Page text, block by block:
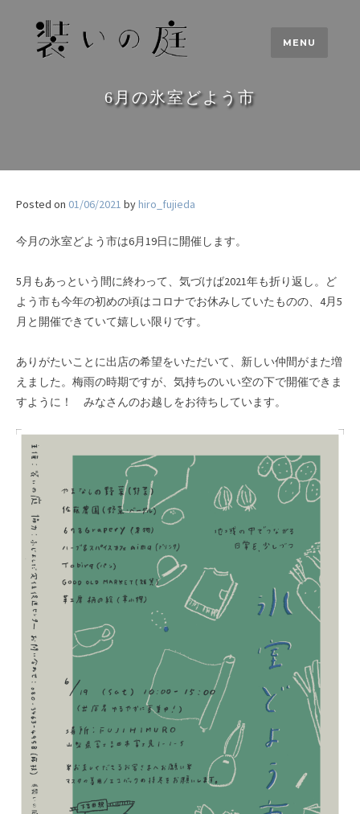
MENU
6月の氷室どよう市
Posted on 01/06/2021 byhiro_fujieda
今月の氷室どよう市は6月19日に開催します。
5月もあっという間に終わって、気づけば2021年も折り返し。ど
よう市も今年の初めの頃はコロナでお休みしていたものの、4月5
月と開催できていて嬉しい限りです。
ありがたいことに出店の希望をいただいて、新しい仲間がまた増
えました。梅雨の時期ですが、気持ちのいい空の下で開催できま
すように！ みなさんのお越しをお待ちしています。